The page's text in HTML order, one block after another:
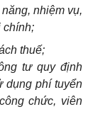
nhiệm vụ,
chính;
thuế;
tư quy định
dụng phí tuyển
chức, viên